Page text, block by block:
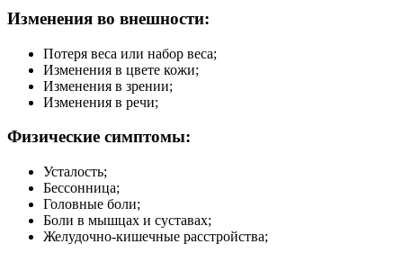
Изменения во внешности:
Потеря веса или набор веса;
Изменения в цвете кожи;
Изменения в зрении;
Изменения в речи;
Физические симптомы:
Усталость;
Бессонница;
Головные боли;
Боли в мышцах и суставах;
Желудочно-кишечные расстройства;